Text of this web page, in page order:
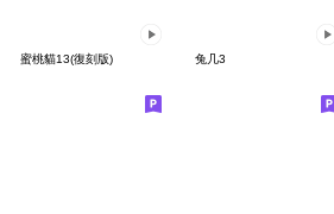
蜜桃貓13(復刻版) 兔几3